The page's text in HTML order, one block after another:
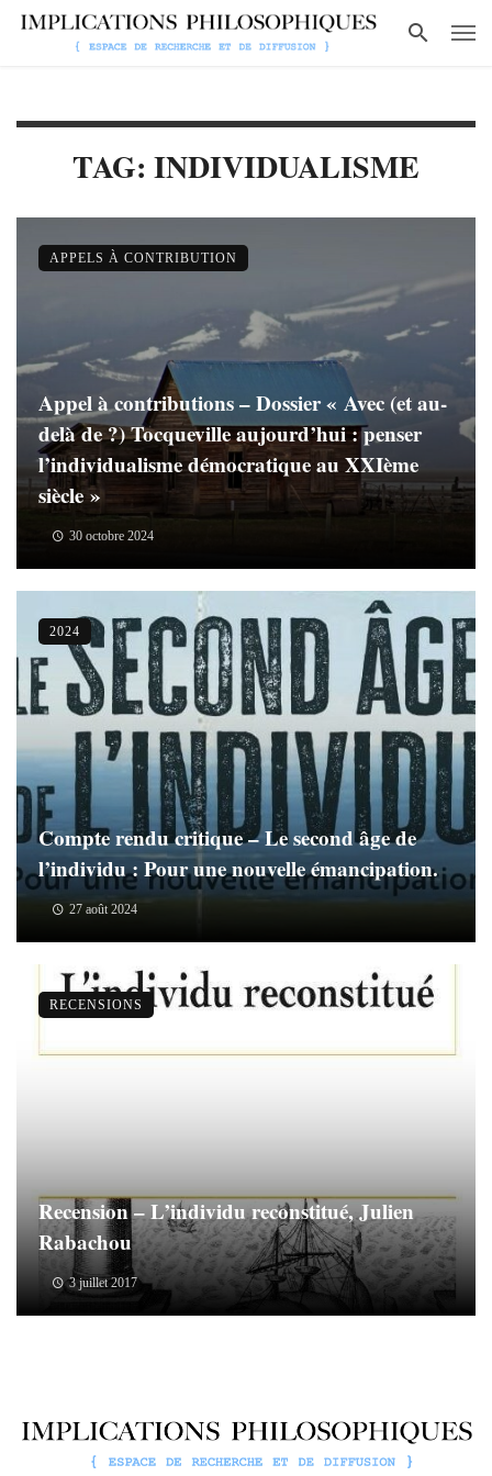
TAG: INDIVIDUALISME
Appel à contributions – Dossier « Avec (et au-
delà de ?) Tocqueville aujourd’hui : penser
l’individualisme démocratique au XXIème
siècle »
30 octobre 2024
APPELS À CONTRIBUTION
Compte rendu critique – Le second âge de
l’individu : Pour une nouvelle émancipation.
27 août 2024
2024
Recension – L’individu reconstitué, Julien
Rabachou
3 juillet 2017
RECENSIONS